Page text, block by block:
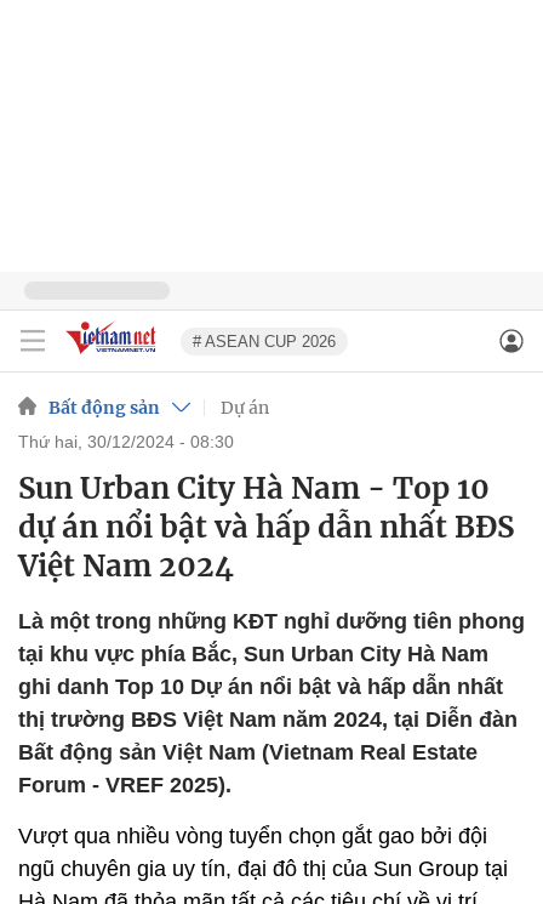
# ASEAN CUP 2026
Bất động sản Dự án
thứ hai, 30/12/2024 - 08:30
Sun Urban City Hà Nam - Top 10
dự án nổi bật và hấp dẫn nhất BĐS
Việt Nam 2024
Là một trong những KĐT nghỉ dưỡng tiên phong
tại khu vực phía Bắc, Sun Urban City Hà Nam
ghi danh Top 10 Dự án nổi bật và hấp dẫn nhất
thị trường BĐS Việt Nam năm 2024, tại Diễn đàn
Bất động sản Việt Nam (Vietnam Real Estate
Forum - VREF 2025).
Vượt qua nhiều vòng tuyển chọn gắt gao bởi đội
ngũ chuyên gia uy tín, đại đô thị của Sun Group tại